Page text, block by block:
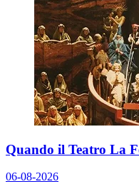
Quando il Teatro La
06-08-2026